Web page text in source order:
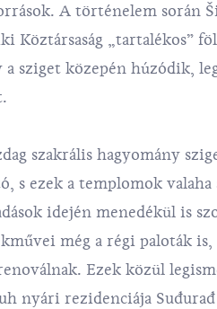
A történelem során
Köztársaság „tartalékos”
sziget közepén húzódik,
szakrális hagyomány
s ezek a templomok valaha
idején menedékül is
még a régi paloták is,
Ezek közül
nyári rezidenciája